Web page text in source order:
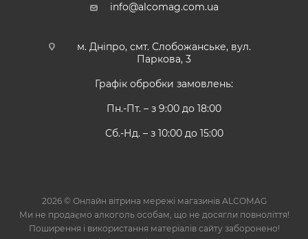
info@alcomag.com.ua
м. Дніпро, смт. Слобожанське, вул.
Паркова, 3
Графік обробки замовлень:
Пн.-Пт. – з 9:00 до 18:00
Сб.-Нд. – з 10:00 до 15:00
2026 © Онлайн вітрина мережі магазинів ALCOMAG
Ми не продаємо алкоголь особам, що не досягли повноліття!
Поширення і використання матеріалів сайту заборонено!